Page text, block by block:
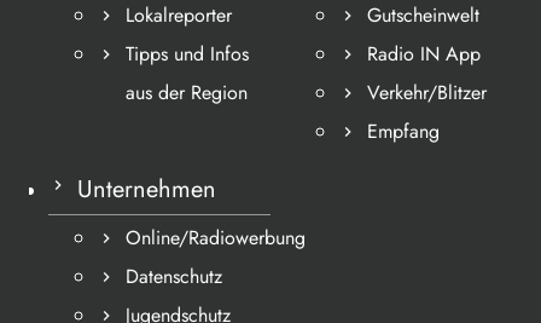
Lokalreporter
Tipps und Infos
aus der Region
Gutscheinwelt
Radio IN App
Verkehr/Blitzer
Empfang
Unternehmen
Online/Radiowerbung
Datenschutz
Jugendschutz